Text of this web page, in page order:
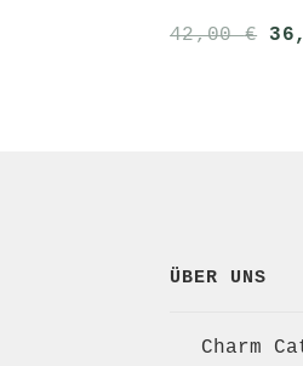
42,00€
ÜBER UNS
Charm